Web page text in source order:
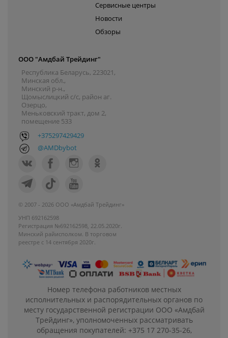
Сервисные центры
Новости
Обзоры
ООО "Амдбай Трейдинг"
Республика Беларусь, 223021,
Минская обл.,
Минский р-н.,
Щомыслицкий с/с, район аг.
Озерцо,
Меньковский тракт, дом 2,
помещение 533
+375297429429
@AMDbybot
© 2007 - 2026 ООО «Амдбай Трейдинг»
УНП 692162598
Регистрация №692162598, 22.05.2020г.
Минский райисполком. В торговом
реестре с 14 сентября 2020г.
Номер телефона работников местных
исполнительных и распорядительных органов по
месту государственной регистрации ООО «Амдбай
Трейдинг», уполномоченных рассматривать
обращения покупателей: +375 17 270-35-26,